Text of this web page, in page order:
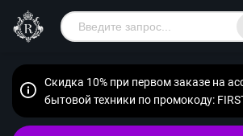
Скидка 10% при первом заказе на
бытовой техники по промокоду: